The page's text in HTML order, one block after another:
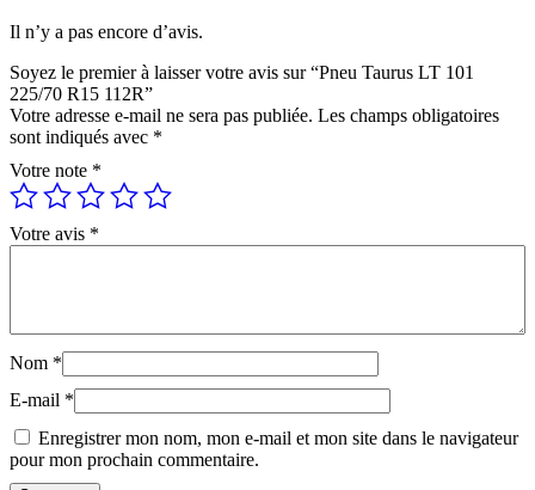
Il n’y a pas encore d’avis.
Soyez le premier à laisser votre avis sur “Pneu Taurus LT 101
225/70 R15 112R”
Votre adresse e-mail ne sera pas publiée. Les champs obligatoires
sont indiqués avec *
Votre note *
Votre avis *
Nom *
E-mail *
Enregistrer mon nom, mon e-mail et mon site dans le navigateur
pour mon prochain commentaire.